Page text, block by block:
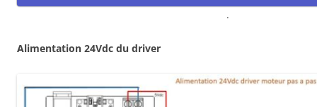
.
Alimentation 24Vdc du driver